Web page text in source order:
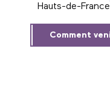
Hauts-de-France
Comment